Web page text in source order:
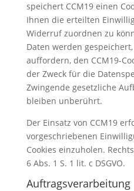
speichert CCM19 einen
Ihnen die erteilten
Widerruf zuordnen zu
Daten werden
auffordern, den CCM19-
der Zweck für die
Zwingende gesetzliche
bleiben unberührt.
Der Einsatz von CCM19
vorgeschriebenen
Cookies einzuholen.
6 Abs. 1 S. 1 lit. c DSGVO.
Auftragsverarbeitung